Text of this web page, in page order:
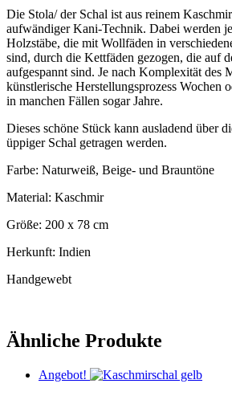
Die Stola/ der Schal ist aus reinem
aufwändiger Kani-Technik. Dabei werden
Holzstäbe, die mit Wollfäden in
sind, durch die Kettfäden gezogen, die auf
aufgespannt sind. Je nach Komplexität des
künstlerische Herstellungsprozess Wochen
in manchen Fällen sogar Jahre.
Dieses schöne Stück kann ausladend über
üppiger Schal getragen werden.
Farbe: Naturweiß, Beige- und Brauntöne
Material: Kaschmir
Größe: 200 x 78 cm
Herkunft: Indien
Handgewebt
Ähnliche Produkte
Angebot!